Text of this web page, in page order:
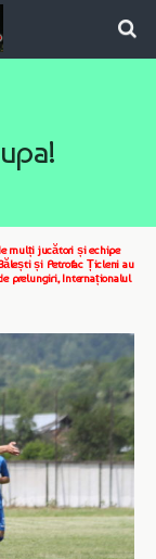
mulți jucători și echipe
și Petrofac Țicleni au
prelungiri, Internaționalul